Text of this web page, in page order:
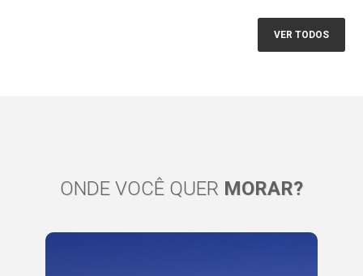
VER TODOS
ONDE VOCÊ QUER MORAR?